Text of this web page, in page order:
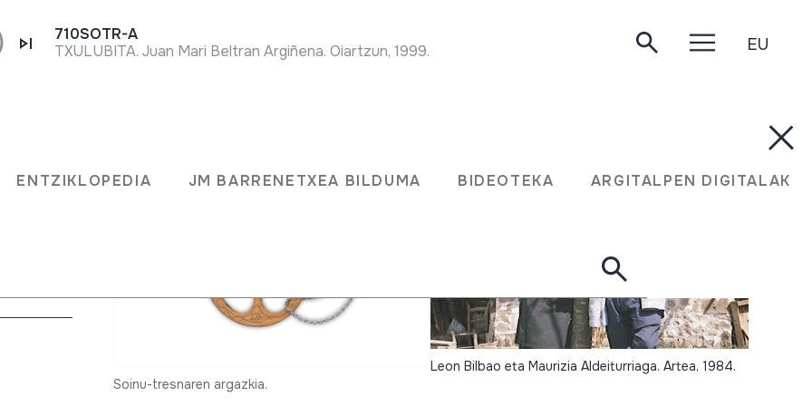
ENTZIKLOPEDIA JM BARRENETXEA BILDUMA BIDEOTEKA ARGITALPEN DIGITALAK
710SOTR-A
TXULUBITA. Juan Mari Beltran Argiñena. Oiartzun, 1999.
EU
Soinu-tresnaren argazkia.
Leon Bilbao eta Maurizia Aldeiturriaga. Artea, 1984.